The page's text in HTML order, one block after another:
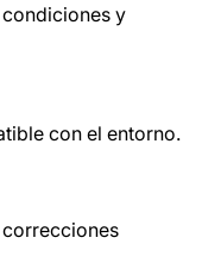
y
con el entorno.